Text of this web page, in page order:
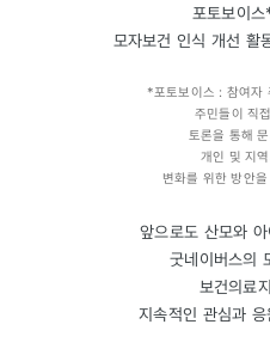
포토보이
모자보건 인식 개선 활
*포토보이스 : 참여자
주민들이 직
토론을 통해
개인 및 지
변화를 위한 방안
앞으로도 산모와
굿네이버스의
보건의료
지속적인 관심과